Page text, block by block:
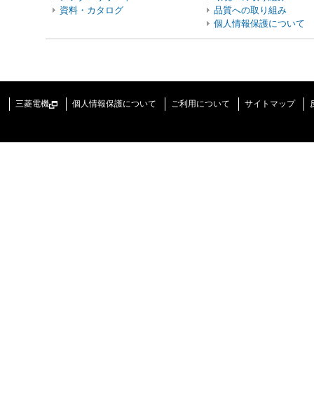
資料・カタログ
品質への取り組み
個人情報保護について
三菱電機 個人情報保護について ご利用について サイトマップ